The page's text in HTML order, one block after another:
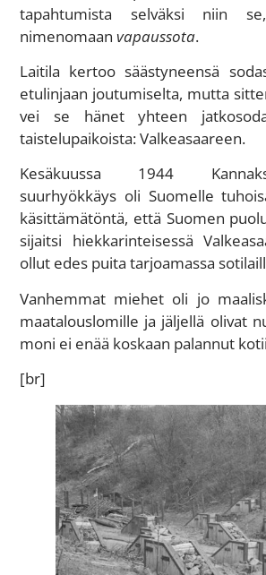
tapahtumista selväksi niin
nimenomaanvapaussota.
Laitila kertoo säästyneensä
etulinjaan joutumiselta, mutta
vei se hänet yhteen
taistelupaikoista: Valkeasaareen.
Kesäkuussa 1944
suurhyökkäys oli Suomelle
käsittämätöntä, että Suomen
sijaitsi hiekkarinteisessä
ollut edes puita tarjoamassa
Vanhemmat miehet oli jo
maatalouslomille ja jäljellä olivat
moni ei enää koskaan palannut
[br]